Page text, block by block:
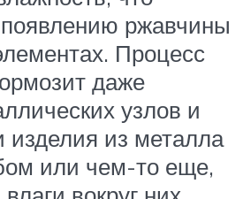
появлению ржавчины
Процесс
даже
узлов и
изделия из металла
или чем-то еще,